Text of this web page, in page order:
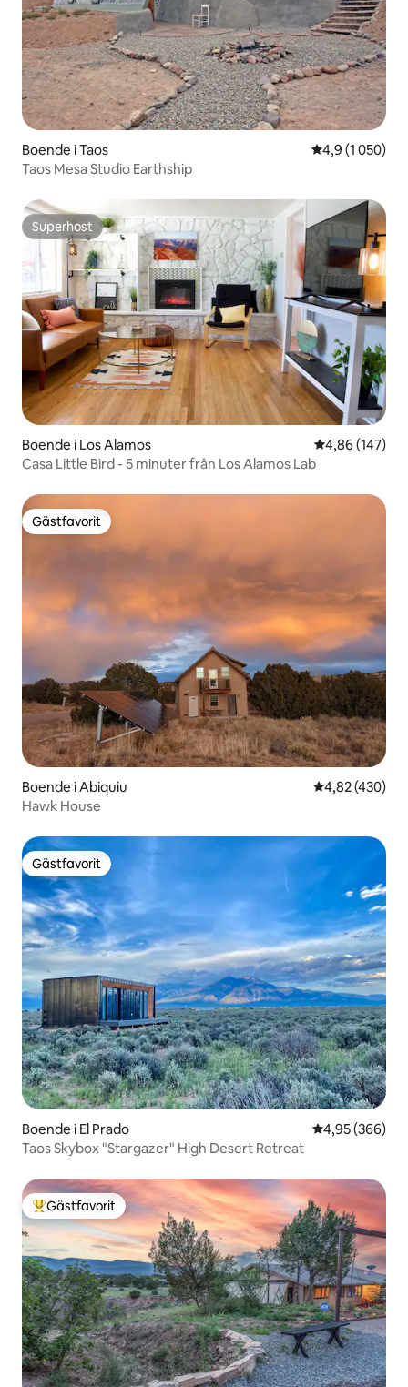
Boende i Taos 4,9 av 5 i
4,9 (1 050)
Taos Mesa Studio Earthship
Superhost
Superhost
Boende i Los Alamos 4,86 av 5 i
4,86 (147)
Casa Little Bird - 5 minuter från Los Alamos Lab
Gästfavorit
Gästfavorit
Boende i Abiquiu 4,82 av 5 i
4,82 (430)
Hawk House
Gästfavorit
Gästfavorit
Boende i El Prado 4,95 av 5 i
4,95 (366)
Taos Skybox "Stargazer" High Desert Retreat
Populär gästfavorit
Gästfavorit